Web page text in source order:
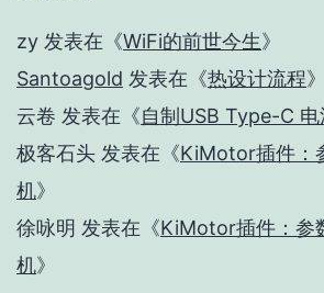
zy 发表在《WiFi的前世今生》
Santoagold 发表在《热设计流程》
云卷 发表在《自制USB Type-C
极客石头 发表在《KiMotor插件：
机》
徐咏明 发表在《KiMotor插件：参
机》